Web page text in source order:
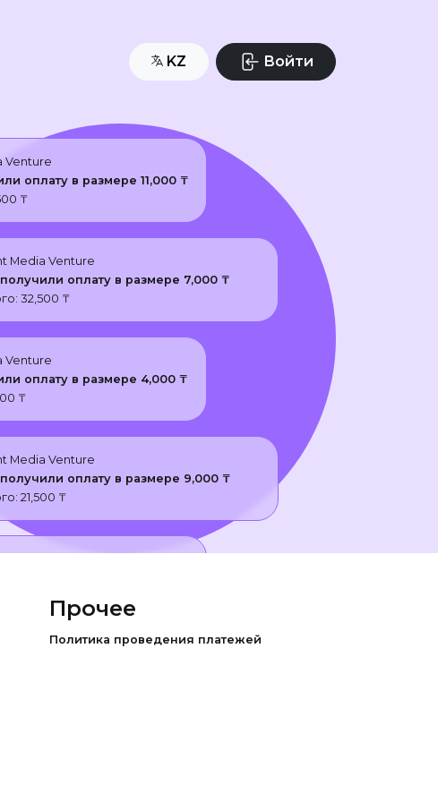
KZ Войти
Venture
оплату в размере 11,000 ₸
₸
Media Venture
оплату в размере 7,000 ₸
32,500 ₸
Venture
оплату в размере 4,000 ₸
₸
Media Venture
оплату в размере 9,000 ₸
21,500 ₸
Прочее
Политика проведения платежей